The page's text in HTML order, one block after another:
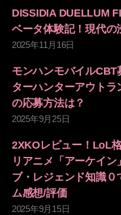
送
り
DISSIDIA DUELLUM
ベータ体験記！現代の
2025年11月16日
モンハンモバイル
ターハンターアウトラ
の応募方法は？
2025年9月25日
2XKOレビュー！LoL
リアニメ「アーケイ
ブ・レジェンド知識
ム感想/評価
2025年9月15日